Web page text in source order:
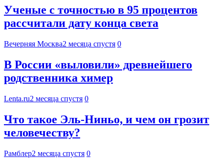
Ученые с точностью в 95 процентов
рассчитали дату конца света
Вечерняя Москва2 месяца спустя 0
В России «выловили» древнейшего
родственника химер
Lenta.ru2 месяца спустя 0
Что такое Эль-Ниньо, и чем он грозит
человечеству?
Рамблер2 месяца спустя 0